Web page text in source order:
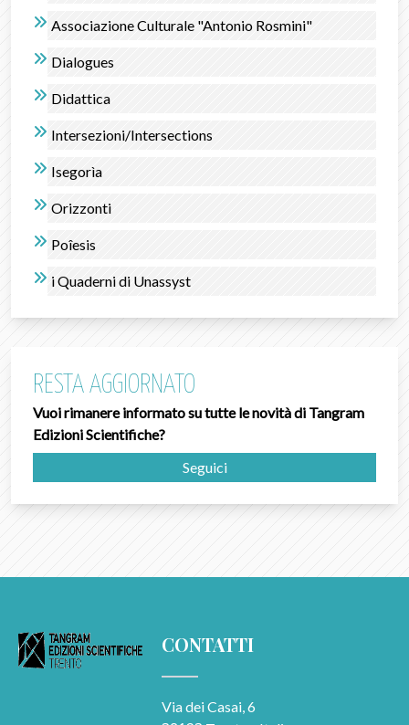
Associazione Culturale "Antonio Rosmini"
Dialogues
Didattica
Intersezioni/Intersections
Isegorìa
Orizzonti
Poîesis
i Quaderni di Unassyst
RESTA AGGIORNATO
Vuoi rimanere informato su tutte le novità di Tangram
Edizioni Scientifiche?
Seguici
CONTATTI
Via dei Casai, 6